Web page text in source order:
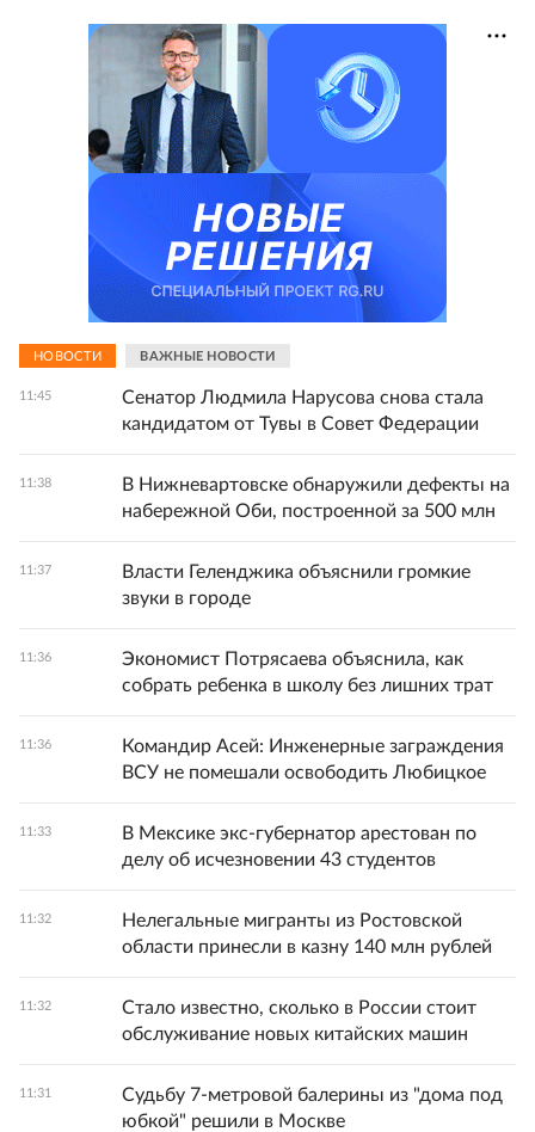
НОВОСТИ ВАЖНЫЕ НОВОСТИ
11:45
Сенатор Людмила Нарусова снова стала
кандидатом от Тувы в Совет Федерации
11:38
В Нижневартовске обнаружили дефекты на
набережной Оби, построенной за 500 млн
11:37
Власти Геленджика объяснили громкие
звуки в городе
11:36
Экономист Потрясаева объяснила, как
собрать ребенка в школу без лишних трат
11:36
Командир Асей: Инженерные заграждения
ВСУ не помешали освободить Любицкое
11:33
В Мексике экс-губернатор арестован по
делу об исчезновении 43 студентов
11:32
Нелегальные мигранты из Ростовской
области принесли в казну 140 млн рублей
11:32
Стало известно, сколько в России стоит
обслуживание новых китайских машин
11:31
Судьбу 7-метровой балерины из "дома под
юбкой" решили в Москве